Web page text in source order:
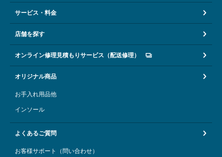
サービス・料金
店舗を探す
オンライン修理見積もりサービス（配送修理）
オリジナル商品
お手入れ用品他
インソール
よくあるご質問
お客様サポート（問い合わせ）